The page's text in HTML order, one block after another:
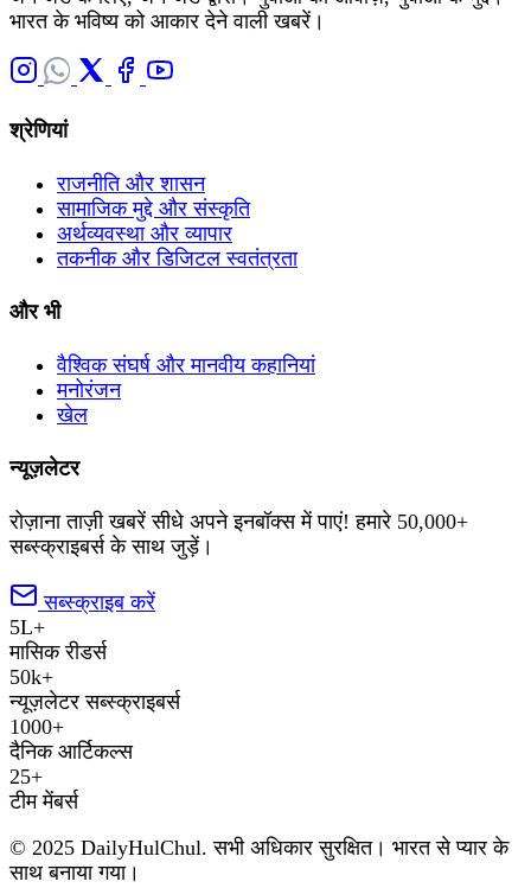
भारत के भविष्य को आकार देने वाली खबरें।
श्रेणियां
राजनीति और शासन
सामाजिक मुद्दे और संस्कृति
अर्थव्यवस्था और व्यापार
तकनीक और डिजिटल स्वतंत्रता
और भी
वैश्विक संघर्ष और मानवीय कहानियां
मनोरंजन
खेल
न्यूज़लेटर
रोज़ाना ताज़ी खबरें सीधे अपने इनबॉक्स में पाएं! हमारे 50,000+
सब्स्क्राइबर्स के साथ जुड़ें।
सब्स्क्राइब करें
5L+
मासिक रीडर्स
50k+
न्यूज़लेटर सब्स्क्राइबर्स
1000+
दैनिक आर्टिकल्स
25+
टीम मेंबर्स
© 2025 DailyHulChul. सभी अधिकार सुरक्षित। भारत से प्यार के
साथ बनाया गया।